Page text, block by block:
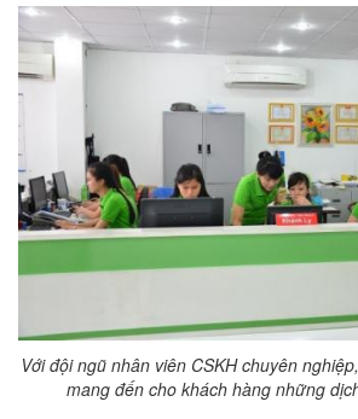
Với đội ngũ nhân viên CSKH chuyên
mang đến cho khách hàng những